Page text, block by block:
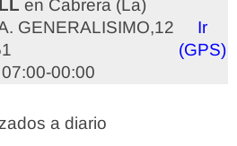
en Cabrera (La)
GENERALISIMO,12
00:00
Ir
(GPS)
a diario